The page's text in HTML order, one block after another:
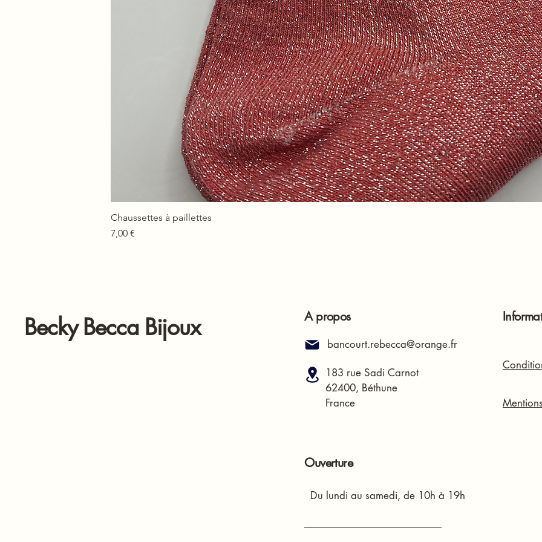
Chaussettes à paillettes
Prix
7,00 €
Becky Becca Bijoux A propos
bancourt.rebecca@orange.fr
183 rue Sadi Carnot
62400, Béthune
France
Du lundi au samedi, de 10h à 19h
Ouverture